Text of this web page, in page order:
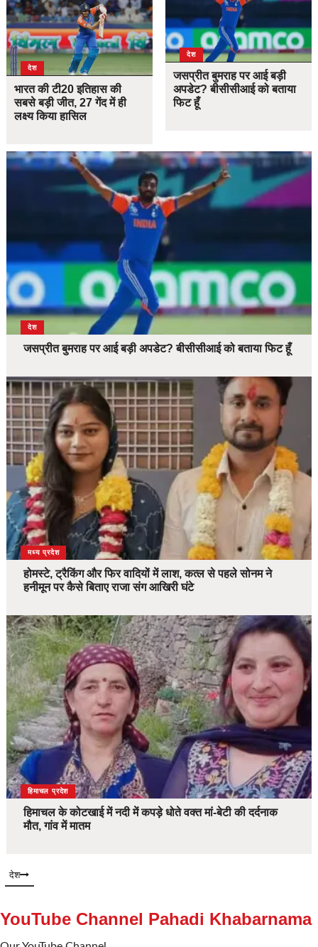
देश
भारत की टी20 इतिहास की
सबसे बड़ी जीत, 27 गेंद में ही
लक्ष्य किया हासिल
देश
जसप्रीत बुमराह पर आई बड़ी
अपडेट? बीसीसीआई को बताया
फिट हूँ
देश
जसप्रीत बुमराह पर आई बड़ी अपडेट? बीसीसीआई को बताया फिट हूँ
देश
मध्य प्रदेश
होमस्टे, ट्रैकिंग और फिर वादियों में लाश, कत्ल से पहले सोनम ने
हनीमून पर कैसे बिताए राजा संग आखिरी घंटे
देश
हिमाचल प्रदेश
हिमाचल के कोटखाई में नदी में कपड़े धोते वक्त मां-बेटी की दर्दनाक
मौत, गांव में मातम
देश
YouTube Channel Pahadi Khabarnama